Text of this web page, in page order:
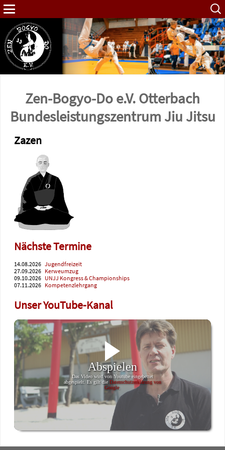
Suche
nach:
Zen-Bogyo-Do e.V. Otterbach
Bundes­leistungs­zentrum Jiu Jitsu
Zazen
Nächste Termine
14.08.2026 Jugendfreizeit
27.09.2026 Kerweumzug
09.10.2026 UNJJ Kongress & Championships
07.11.2026 Kompetenzlehrgang
Unser YouTube-Kanal